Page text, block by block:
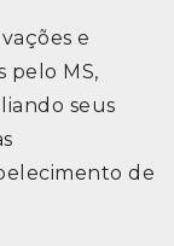
e
pelo MS,
seus
de